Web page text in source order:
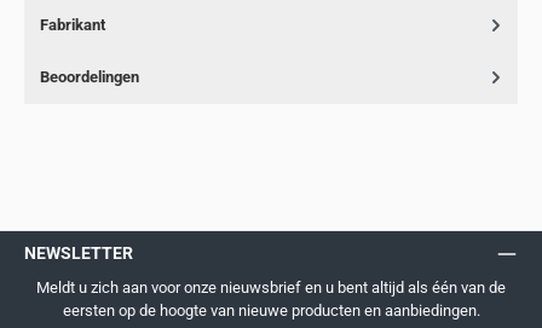
Fabrikant
Beoordelingen
NEWSLETTER
Meldt u zich aan voor onze nieuwsbrief en u bent altijd als één van de
eersten op de hoogte van nieuwe producten en aanbiedingen.